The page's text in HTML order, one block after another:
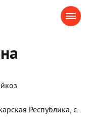
Республика, с.